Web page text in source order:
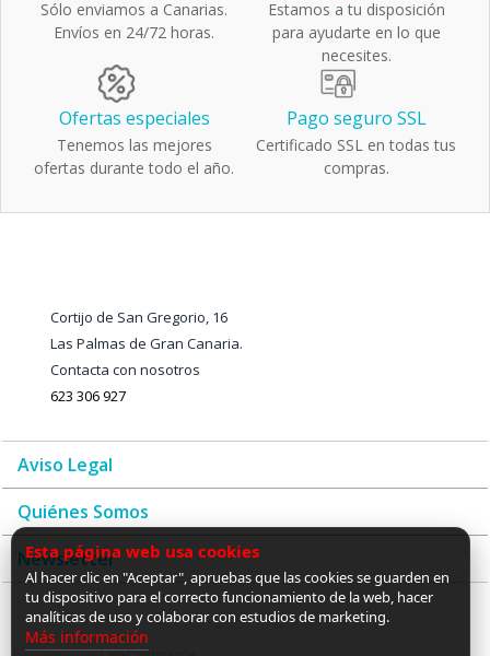
Sólo enviamos a Canarias.
Envíos en 24/72 horas.
Estamos a tu disposición
para ayudarte en lo que
necesites.
Ofertas especiales
Tenemos las mejores
ofertas durante todo el año.
Pago seguro SSL
Certificado SSL en todas tus
compras.
Cortijo de San Gregorio, 16
Las Palmas de Gran Canaria.
Contacta con nosotros
623 306 927
Aviso Legal
Quiénes Somos
Newsletter
Esta página web usa cookies
Al hacer clic en "Aceptar", apruebas que las cookies se guarden en
tu dispositivo para el correcto funcionamiento de la web, hacer
analíticas de uso y colaborar con estudios de marketing.
Más información